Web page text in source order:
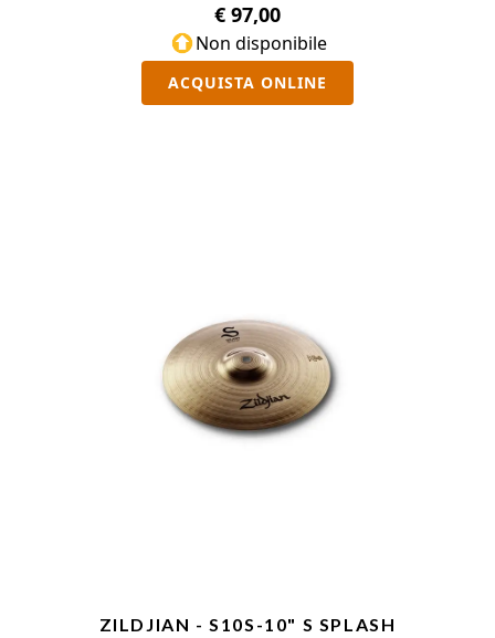
€ 97,00
Non disponibile
ACQUISTA ONLINE
ZILDJIAN - S10S-10" S SPLASH